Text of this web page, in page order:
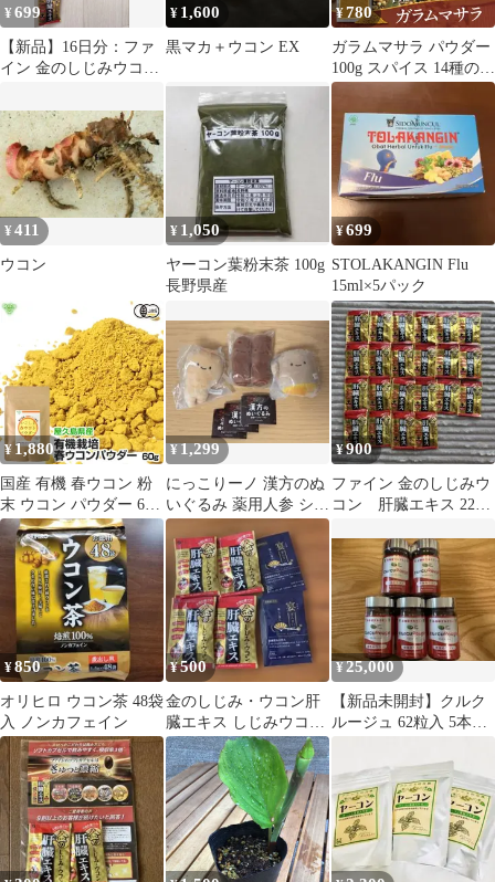
¥699
【新品】16日分：ファ
イン 金のしじみウコン
ト まとめ売り
¥ 1,600
黒マカ＋ウコン EX
¥780
ガラムマサラ パウダー
100g スパイス 14種の厳
選スパイス 送料無料 カ
レー粉 チャック付き袋
調味料 コリアンダー ク
ミン シナモン カルダモ
ン クローブ 生姜 にん
にく ナツメグ スターア
ニス ローリエ ブラック
ペッパー メース ターメ
リック
¥411
ウコン
¥ 1,050
ヤーコン葉粉末茶 100g
長野県産
¥699
STOLAKANGIN Flu
15ml×5パック
¥ 1,880
国産 有機 春ウコン 粉
末 ウコン パウダー 60g
屋久島 有機JAS認証 鹿
児島県産 春うこん 無添
加 ターメリック ゴール
デンミルク メール便
¥1,299
にっこりーノ 漢方のぬ
いぐるみ 薬用人参 シナ
モン ウコン 3点セット
¥900
ファイン 金のしじみウ
コン 肝臓エキス 22袋
¥850
オリヒロ ウコン茶 48袋
入 ノンカフェイン
¥500
金のしじみ・ウコン肝
臓エキス しじみウコン
1日飲みきりタイプ、宴
ざんまい セット
¥25,000
【新品未開封】クルク
ルージュ 62粒入 5本セ